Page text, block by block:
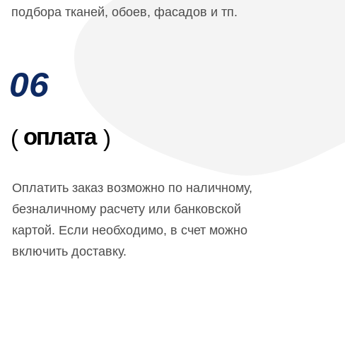
оплата
Оплатить заказ возможно по наличному,
безналичному расчету или банковской
картой. Если необходимо, в счет можно
включить доставку.
06
подбора тканей, обоев, фасадов и тп.
( )